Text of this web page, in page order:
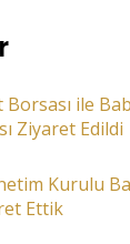
ile
Ziyaret Edildi
Kurulu
Ettik